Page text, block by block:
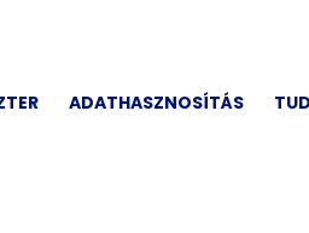
ADATHASZNOSÍTÁS